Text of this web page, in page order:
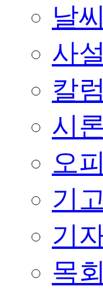
날씨
사설
칼럼
시
오
기
기
목